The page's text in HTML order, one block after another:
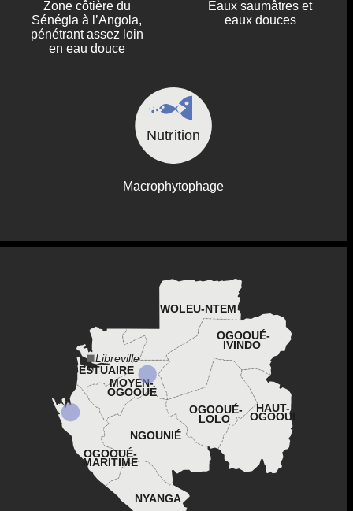
Zone côtière du
Sénégla à l’Angola,
pénétrant assez loin
en eau douce
Eaux saumâtres et
eaux douces
Nutrition
Macrophytophage
NYANGA
OGOOUÉ-
MARITIME
NGOUNIÉ
OGOOUÉ-
LOLO
HAUT-
OGOOUÉ
MOYEN-
OGOOUÉ
ESTUAIRE
OGOOUÉ-
IVINDO
WOLEU-NTEM
Libreville